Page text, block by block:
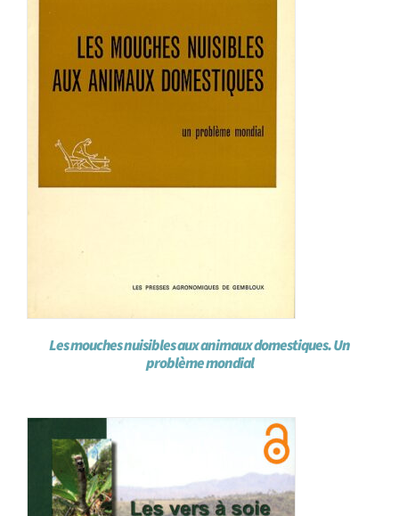
Les mouches nuisibles aux animaux domestiques. Un
problème mondial